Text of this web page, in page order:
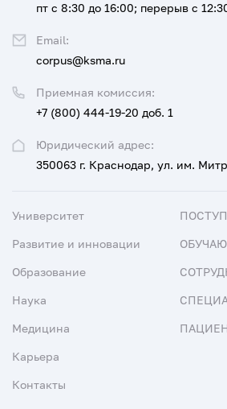
Юридический адрес:
350063 г. Краснодар, ул. им.
Приемная комиссия:
+7 (800) 444-19-20 доб. 1
пт с 8:30 до 16:00; перерыв с
Email:
corpus@ksma.ru
Университет
Развитие и инновации
Образование
Наука
Медицина
Карьера
Контакты